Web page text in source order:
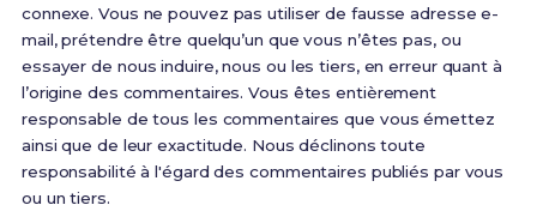
connexe. Vous ne pouvez pas utiliser de fausse adresse e-
mail, prétendre être quelqu’un que vous n’êtes pas, ou
essayer de nous induire, nous ou les tiers, en erreur quant à
l’origine des commentaires. Vous êtes entièrement
responsable de tous les commentaires que vous émettez
ainsi que de leur exactitude. Nous déclinons toute
responsabilité à l'égard des commentaires publiés par vous
ou un tiers.